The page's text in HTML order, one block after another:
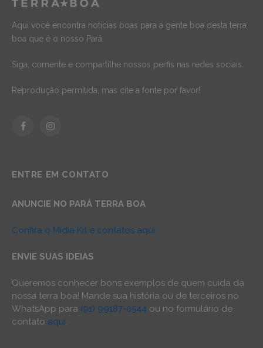
Aqui você encontra notícias boas para a gente boa desta terra
boa que é o nosso Pará.
Siga, comente e compartilhe nossos perfis nas redes sociais.
Reprodução permitida, mas cite a fonte por favor!
FacebookInstagram
ENTRE EM CONTATO
ANUNCIE NO PARÁ TERRA BOA
Confira o Mídia Kit e contatos aqui
ENVIE SUAS IDEIAS
Queremos conhecer bons exemplos de quem cuida da
nossa terra boa! Mande sua história ou de terceiros no
WhatsApp para (91) 99187-0544 ou no formulário de
contato aqui.